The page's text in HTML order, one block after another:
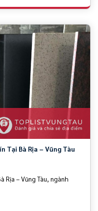
Tại Bà Rịa – Vũng Tàu
Rịa – Vũng Tàu, ngành